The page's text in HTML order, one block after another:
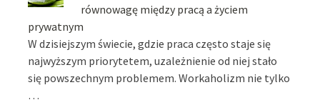
równowagę między pracą a życiem
prywatnym
W dzisiejszym świecie, gdzie praca często staje się
najwyższym priorytetem, uzależnienie od niej stało
się powszechnym problemem. Workaholizm nie tylko
…